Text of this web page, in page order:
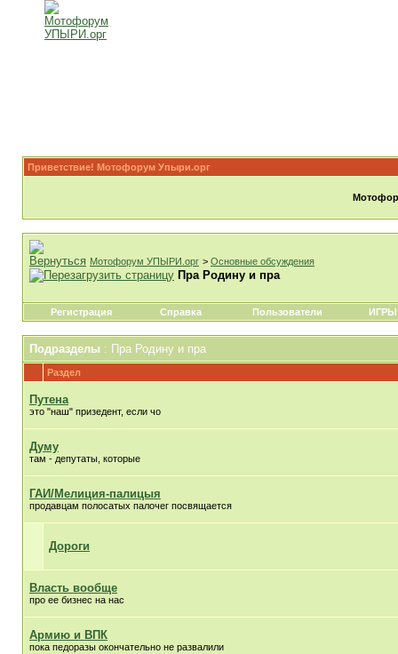
Приветствие! Мотофорум Упыри.орг
Мотофорум УПЫРИ.орг > Основные обсуждения
Пра Родину и пра
Регистрация Справка Пользователи ИГРЫ
Подразделы : Пра Родину и пра
Раздел
Путена
это "наш" призедент, если чо
Думу
там - депутаты, которые
ГАИ/Мелиция-палицыя
продавцам полосатых палочег посвящается
Дороги
Власть вообще
про ее бизнес на нас
Армию и ВПК
пока педоразы окончательно не развалили